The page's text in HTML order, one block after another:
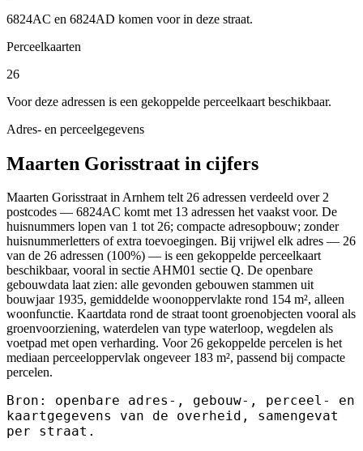
6824AC en 6824AD komen voor in deze straat.
Perceelkaarten
26
Voor deze adressen is een gekoppelde perceelkaart beschikbaar.
Adres- en perceelgegevens
Maarten Gorisstraat in cijfers
Maarten Gorisstraat in Arnhem telt 26 adressen verdeeld over 2
postcodes — 6824AC komt met 13 adressen het vaakst voor. De
huisnummers lopen van 1 tot 26; compacte adresopbouw; zonder
huisnummerletters of extra toevoegingen. Bij vrijwel elk adres — 26
van de 26 adressen (100%) — is een gekoppelde perceelkaart
beschikbaar, vooral in sectie AHM01 sectie Q. De openbare
gebouwdata laat zien: alle gevonden gebouwen stammen uit
bouwjaar 1935, gemiddelde woonoppervlakte rond 154 m², alleen
woonfunctie. Kaartdata rond de straat toont groenobjecten vooral als
groenvoorziening, waterdelen van type waterloop, wegdelen als
voetpad met open verharding. Voor 26 gekoppelde percelen is het
mediaan perceeloppervlak ongeveer 183 m², passend bij compacte
percelen.
Bron: openbare adres-, gebouw-, perceel- en
kaartgegevens van de overheid, samengevat
per straat.